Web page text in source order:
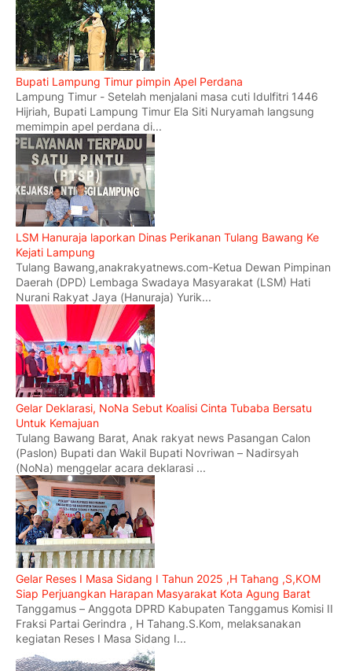
Bupati Lampung Timur pimpin Apel Perdana
Lampung Timur - Setelah menjalani masa cuti Idulfitri 1446
Hijriah, Bupati Lampung Timur Ela Siti Nuryamah langsung
memimpin apel perdana di...
LSM Hanuraja laporkan Dinas Perikanan Tulang Bawang Ke
Kejati Lampung
Tulang Bawang,anakrakyatnews.com-Ketua Dewan Pimpinan
Daerah (DPD) Lembaga Swadaya Masyarakat (LSM) Hati
Nurani Rakyat Jaya (Hanuraja) Yurik...
Gelar Deklarasi, NoNa Sebut Koalisi Cinta Tubaba Bersatu
Untuk Kemajuan
Tulang Bawang Barat, Anak rakyat news Pasangan Calon
(Paslon) Bupati dan Wakil Bupati Novriwan – Nadirsyah
(NoNa) menggelar acara deklarasi ...
Gelar Reses I Masa Sidang I Tahun 2025 ,H Tahang ,S,KOM
Siap Perjuangkan Harapan Masyarakat Kota Agung Barat
Tanggamus – Anggota DPRD Kabupaten Tanggamus Komisi II
Fraksi Partai Gerindra , H Tahang.S.Kom, melaksanakan
kegiatan Reses I Masa Sidang I...